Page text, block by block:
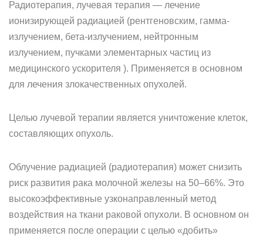
Радиотерапия, лучевая терапия — лечение
ионизирующей радиацией (рентгеновским, гамма-
излучением, бета-излучением, нейтронным
излучением, пучками элементарных частиц из
медицинского ускорителя ). Применяется в основном
для лечения злокачественных опухолей.
Целью лучевой терапии является уничтожение клеток,
составляющих опухоль.
Облучение радиацией (радиотерапия) может снизить
риск развития рака молочной железы на 50–66%. Это
высокоэффективные узконаправленный метод
воздействия на ткани раковой опухоли. В основном он
применяется после операции с целью «добить»